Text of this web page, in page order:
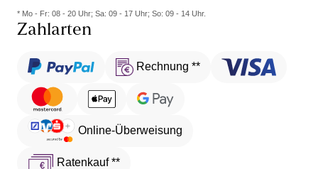
* Mo - Fr: 08 - 20 Uhr; Sa: 09 - 17 Uhr; So: 09 - 14 Uhr.
Zahlarten
Rechnung **
Online-Überweisung
Ratenkauf **